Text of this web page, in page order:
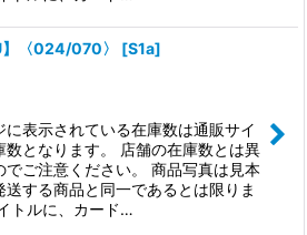
〈024/070〉 [S1a]
に表示されている在庫数は通販サイ
数となります。 店舗の在庫数とは異
でご注意ください。 商品写真は見本
送する商品と同一であるとは限りま
トルに、カード…